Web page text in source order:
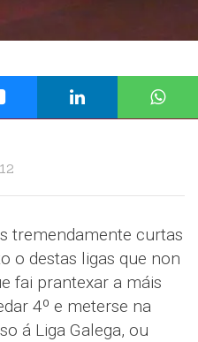
tremendamente curtas
o destas ligas que non
fai prantexar a máis
4º e meterse na
á Liga Galega, ou